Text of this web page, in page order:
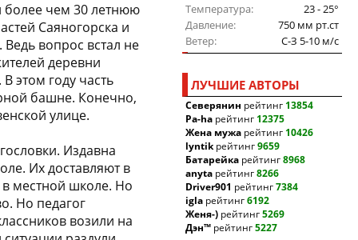
более чем 30 летнюю
Саяногорска и
вопрос встал не
деревни
этом году часть
башне. Конечно,
улице.
Издавна
Их доставляют в
местной школе. Но
Но педагог
возили на
Температура
23 - 25°
Давление
750 мм рт.ст
Ветер
C-З 5-10 м/c
ЛУЧШИЕ АВТОРЫ
Северянин рейтинг 13854
Pa-ha рейтинг 12375
Жена мужа рейтинг 10426
lyntikрейтинг9659
Батарейка рейтинг8968
anyta рейтинг8266
Driver901 рейтинг7384
igla рейтинг6192
Женя-) рейтинг5269
Дэн™ рейтинг5227